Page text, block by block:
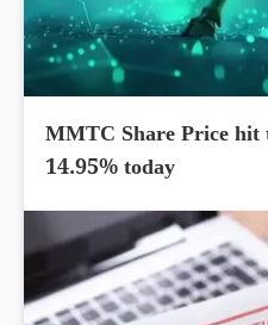
MMTC Share Price
14.95% today